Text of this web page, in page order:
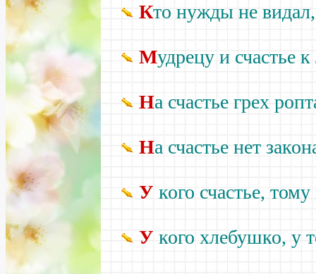
Кто нужды не видал,
Мудрецу и счастье
На счастье грех
На счастье нет
У кого счастье,
У кого хлебушко, у